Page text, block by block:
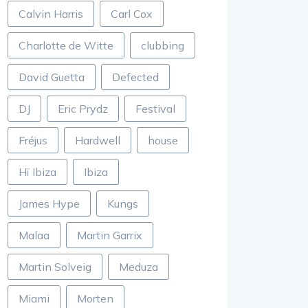
Calvin Harris Carl Cox
Charlotte de Witte clubbing
David Guetta Defected
DJ Eric Prydz Festival
Fréjus Hardwell house
Hï Ibiza Ibiza
James Hype Kungs
Malaa Martin Garrix
Martin Solveig Meduza
Miami Morten